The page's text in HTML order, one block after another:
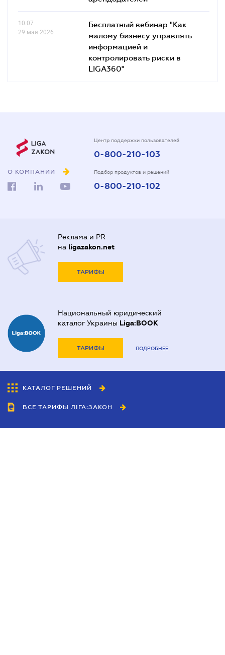
10.07
29 мая 2026
Бесплатный вебинар "Как
малому бизнесу управлять
информацией и
контролировать риски в
LIGA360"
О КОМПАНИИ
Центр поддержки пользователей
0-800-210-103
Подбор продуктов и решений
0-800-210-102
Реклама и PR
на ligazakon.net
ТАРИФЫ
Национальный юридический
каталог Украины Liga:BOOK
ТАРИФЫ ПОДРОБНЕЕ
КАТАЛОГ РЕШЕНИЙ
ВСЕ ТАРИФЫ ЛІГА:ЗАКОН